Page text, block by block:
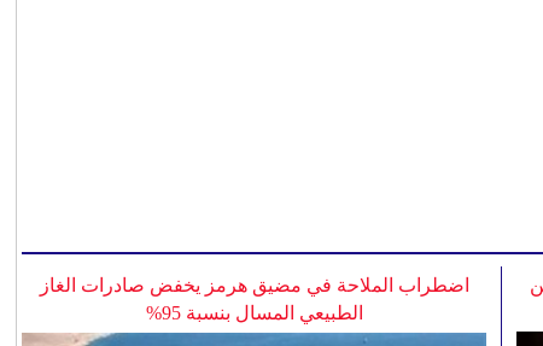
اضطراب الملاحة في مضيق هرمز يخفض صادرات الغاز
الطبيعي المسال بنسبة 95%